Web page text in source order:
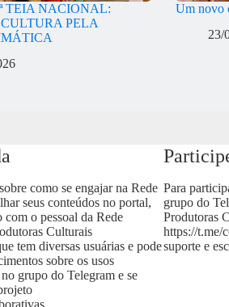
TEIA NACIONAL:
PELA
Um novo
23/
como se engajar na Rede
seus conteúdos no portal,
com o pessoal da Rede
Culturais
tem diversas usuárias e pode
sobre os usos
grupo do Telegram e se
Para
grupo do
Produtoras
https://t.me/
suporte e